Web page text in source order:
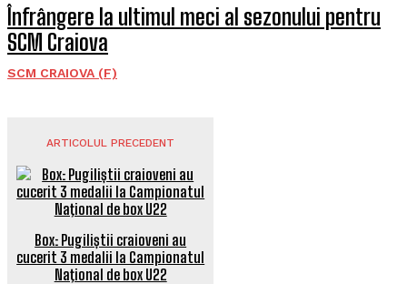
Înfrângere la ultimul meci al sezonului pentru
SCM Craiova
SCM CRAIOVA (F)
ARTICOLUL PRECEDENT
Box: Pugiliștii craioveni au
cucerit 3 medalii la Campionatul
Naţional de box U22